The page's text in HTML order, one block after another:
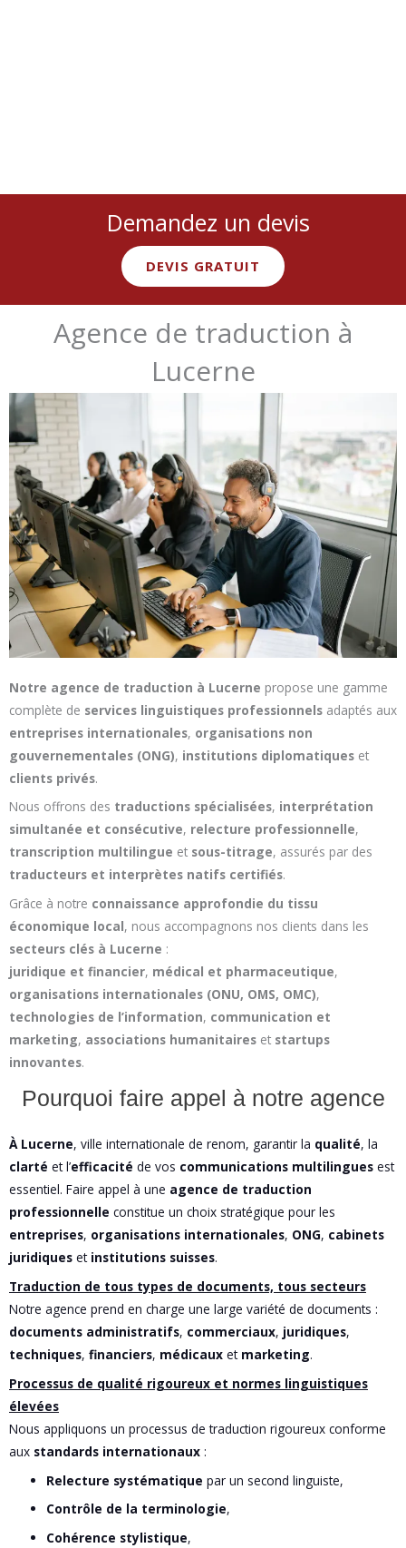
Demandez un devis
DEVIS GRATUIT
Agence de traduction à
Lucerne
Notre agence de traduction à Lucerne propose une gamme
complète de services linguistiques professionnels adaptés aux
entreprises internationales, organisations non
gouvernementales (ONG), institutions diplomatiques et
clients privés.
Nous offrons des traductions spécialisées, interprétation
simultanée et consécutive, relecture professionnelle,
transcription multilingue et sous-titrage, assurés par des
traducteurs et interprètes natifs certifiés.
Grâce à notre connaissance approfondie du tissu
économique local, nous accompagnons nos clients dans les
secteurs clés à Lucerne :
juridique et financier, médical et pharmaceutique,
organisations internationales (ONU, OMS, OMC),
technologies de l’information, communication et
marketing, associations humanitaires et startups
innovantes.
Pourquoi faire appel à notre agence
À Lucerne, ville internationale de renom, garantir la qualité, la
clarté et l’efficacité de vos communications multilingues est
essentiel. Faire appel à une agence de traduction
professionnelle constitue un choix stratégique pour les
entreprises, organisations internationales, ONG, cabinets
juridiques et institutions suisses.
Traduction de tous types de documents, tous secteurs
Notre agence prend en charge une large variété de documents :
documents administratifs, commerciaux, juridiques,
techniques, financiers, médicaux et marketing.
Processus de qualité rigoureux et normes linguistiques
élevées
Nous appliquons un processus de traduction rigoureux conforme
aux standards internationaux :
Relecture systématique par un second linguiste,
Contrôle de la terminologie,
Cohérence stylistique,